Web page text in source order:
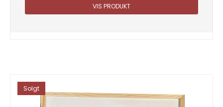
VIS PRODUKT
Solgt